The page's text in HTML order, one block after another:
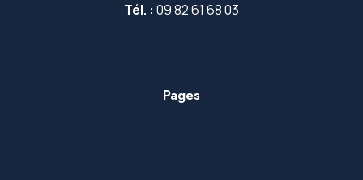
Tél. : 09 82 61 68 03
Pages